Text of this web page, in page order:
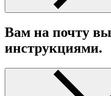
Вам на почту
инструкциями.